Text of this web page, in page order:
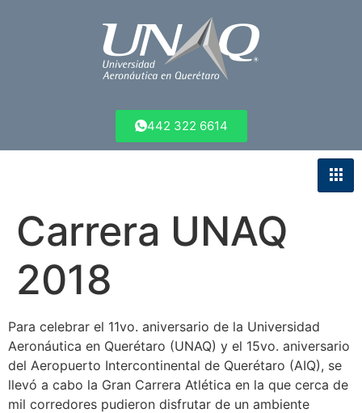
442 322 6614
Carrera UNAQ
2018
Para celebrar el 11vo. aniversario de la Universidad
Aeronáutica en Querétaro (UNAQ) y el 15vo. aniversario
del Aeropuerto Intercontinental de Querétaro (AIQ), se
llevó a cabo la Gran Carrera Atlética en la que cerca de
mil corredores pudieron disfrutar de un ambiente